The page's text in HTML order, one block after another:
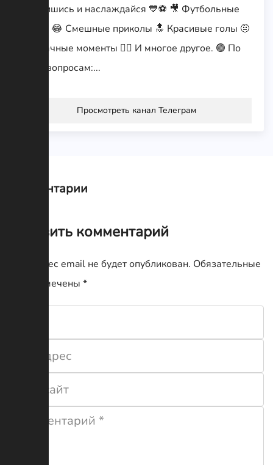
Подпишись и наслаждайся 💙⚽ 🎥 Футбольные
видео 😂 Смешные приколы 🔝 Красивые голы 🤨
Неудачные моменты 👉🏻 И многое другое. 🟢 По
всем вопросам:...
Просмотреть канал Телеграм
Комментарии
Оставить комментарий
Ваш адрес email не будет опубликован. Обязательные
поля помечены *